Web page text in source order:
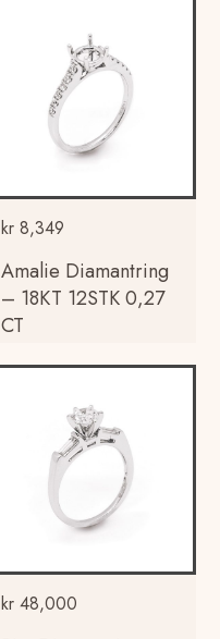
kr 8,349
Amalie Diamantring
– 18KT 12STK 0,27
CT
kr 48,000